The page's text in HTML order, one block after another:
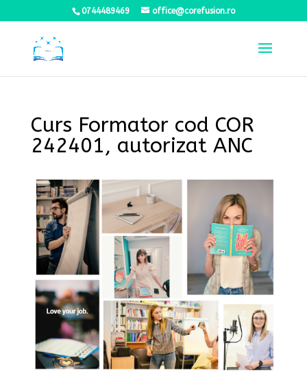
0744489469 office@corefusion.ro
Curs Formator cod COR
242401, autorizat ANC